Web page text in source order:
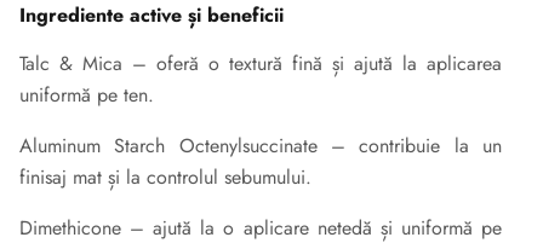
Ingrediente active și beneficii
Talc & Mica – oferă o textură fină și ajută la aplicarea
uniformă pe ten.
Aluminum Starch Octenylsuccinate – contribuie la un
finisaj mat și la controlul sebumului.
Dimethicone – ajută la o aplicare netedă și uniformă pe